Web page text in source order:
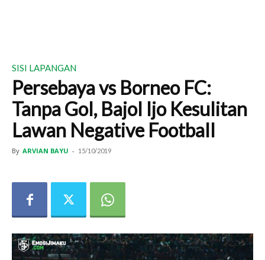
SISI LAPANGAN
Persebaya vs Borneo FC:
Tanpa Gol, Bajol Ijo Kesulitan
Lawan Negative Football
By ARVIAN BAYU - 15/10/2019